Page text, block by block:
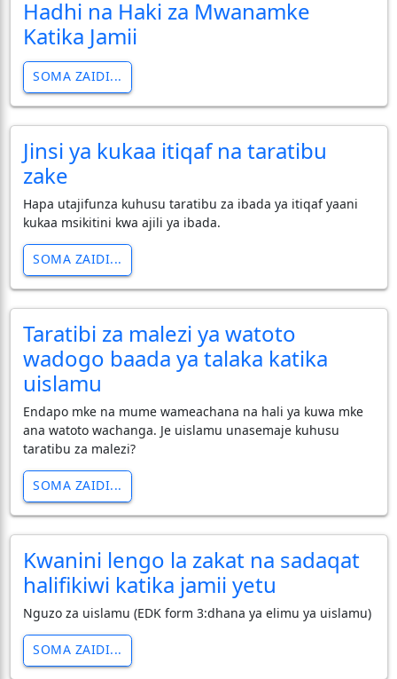
Hadhi na Haki za Mwanamke
Katika Jamii
SOMA ZAIDI...
Jinsi ya kukaa itiqaf na taratibu
zake
Hapa utajifunza kuhusu taratibu za ibada ya itiqaf yaani
kukaa msikitini kwa ajili ya ibada.
SOMA ZAIDI...
Taratibi za malezi ya watoto
wadogo baada ya talaka katika
uislamu
Endapo mke na mume wameachana na hali ya kuwa mke
ana watoto wachanga. Je uislamu unasemaje kuhusu
taratibu za malezi?
SOMA ZAIDI...
Kwanini lengo la zakat na sadaqat
halifikiwi katika jamii yetu
Nguzo za uislamu (EDK form 3:dhana ya elimu ya uislamu)
SOMA ZAIDI...